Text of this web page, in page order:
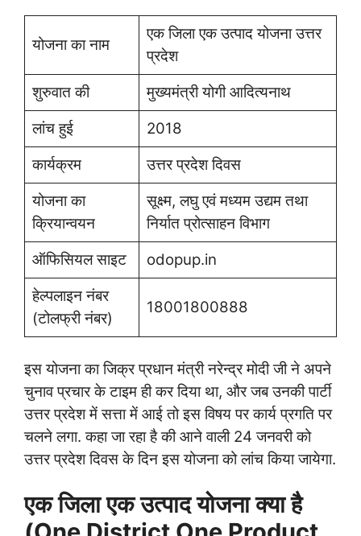
योजना का नाम
एक जिला एक उत्पाद योजना उत्तर
प्रदेश
शुरुवात की
मुख्यमंत्री योगी आदित्यनाथ
लांच हुई
2018
कार्यक्रम
उत्तर प्रदेश दिवस
योजना का
क्रियान्वयन
सूक्ष्म, लघु एवं मध्यम उद्यम तथा
निर्यात प्रोत्साहन विभाग
ऑफिसियल साइट
odopup.in
हेल्पलाइन नंबर
(टोलफ्री नंबर)
18001800888
इस योजना का जिक्र प्रधान मंत्री नरेन्द्र मोदी जी ने अपने
चुनाव प्रचार के टाइम ही कर दिया था, और जब उनकी पार्टी
उत्तर प्रदेश में सत्ता में आई तो इस विषय पर कार्य प्रगति पर
चलने लगा. कहा जा रहा है की आने वाली 24 जनवरी को
उत्तर प्रदेश दिवस के दिन इस योजना को लांच किया जायेगा.
एक जिला एक उत्पाद योजना क्या है